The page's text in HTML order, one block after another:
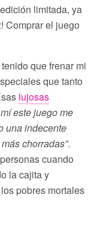
limitada, ya
Comprar el juego
que frenar mi
que tanto
lujosas
este juego me
una indecente
chorradas”.
cuando
la cajita y
pobres mortales